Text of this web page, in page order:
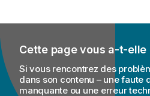
Cette page vous a-t-elle
Si vous rencontrez des
dans son contenu – une faute
manquante ou une erreur